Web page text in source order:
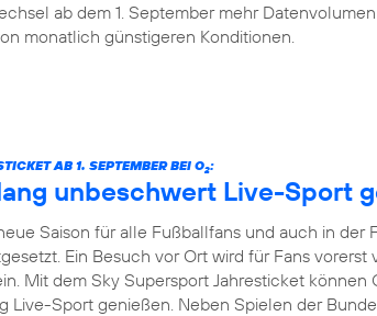
ab dem 1. September mehr
monatlich günstigeren Konditionen.
AB 1. SEPTEMBER BEI O2:
unbeschwert Live-Sport
Saison für alle Fußballfans und auch in der
Ein Besuch vor Ort wird für Fans vorerst
Mit dem Sky Supersport Jahresticket können
Live-Sport genießen. Neben Spielen der